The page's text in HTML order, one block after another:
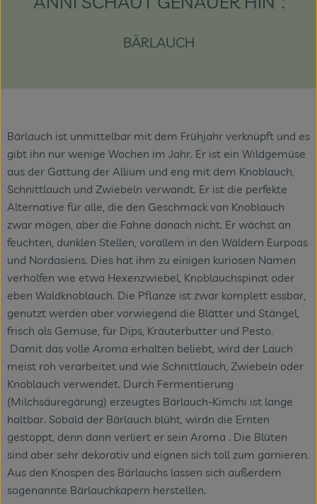
Themenwelten
Naturdrogerie
Getränke
Das Konzept
Über uns
Service
Firmenkunden
Veranstaltungen
BÄRLAUCH
Bärlauch ist unmittelbar mit dem Frühjahr verknüpft und es
gibt ihn nur wenige Wochen im Jahr. Er ist ein Wildgemüse
aus der Gattung der Allium und eng mit dem Knoblauch,
Schnittlauch und Zwiebeln verwandt. Er ist die perfekte
Alternative für alle, die den Geschmack von Knoblauch
zwar mögen, aber die Fahne danach nicht. Er wächst an
feuchten, dunklen Stellen, vorallem in den Wäldern Eurpoas
und Nordasiens. Dies hat ihm zu einigen kuriosen Namen
verholfen wie etwa Hexenzwiebel, Knoblauchspinat oder
eben Waldknoblauch. Die Pflanze ist zwar komplett essbar,
genutzt werden aber vorwiegend die Blätter und Stängel,
frisch als Gemüse, für Dips, Kräuterbutter und Pesto.
Damit das volle Aroma erhalten beliebt, wird der Lauch
meist roh verarbeitet und wie Schnittlauch, Zwiebeln oder
Knoblauch verwendet. Durch Fermentierung
(Milchsäuregärung) erzeugtes Bärlauch-Kimchi ist lange
haltbar. Sobald der Bärlauch blüht, wirdn die Ernten
gestoppt, denn dann verliert er sein Aroma . Die Blüten
sind aber sehr dekorativ und eignen sich toll zum garnieren.
Aus den Knospen des Bärlauchs lassen sich außerdem
sogenannte Bärlauchkapern herstellen.